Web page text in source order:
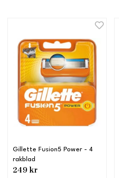
Gillette Fusion5 Power - 4
rakblad
249 kr